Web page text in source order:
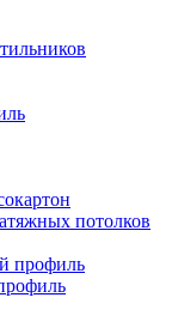
потолков